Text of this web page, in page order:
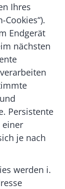
Ihres
Cookies“).
Endgerät
nächsten
Persistente
einer
je nach
werden i.